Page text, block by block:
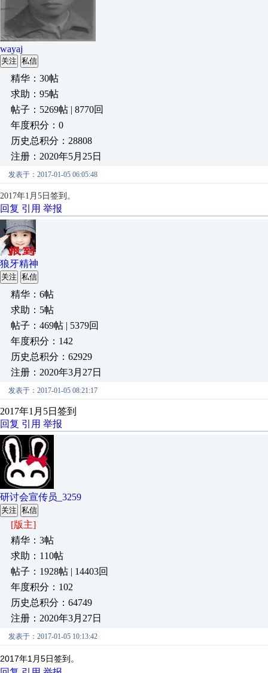
wayaj
关注 私信
精华：30帖
求助：95帖
帖子：5269帖 | 8770回
年度积分：0
历史总积分：28808
注册：2020年5月25日
发表于：2017-01-05 06:05:48
2017年1月5日签到。
回复 引用 举报
狼牙精神
关注 私信
精华：6帖
求助：5帖
帖子：469帖 | 5379回
年度积分：142
历史总积分：62929
注册：2020年3月27日
发表于：2017-01-05 08:21:17
2017年1月5日签到
回复 引用 举报
研讨会宣传员_3259
关注 私信
[版主]
精华：3帖
求助：110帖
帖子：1928帖 | 14403回
年度积分：102
历史总积分：64749
注册：2020年3月27日
发表于：2017-01-05 10:13:42
2017年1月5日签到。